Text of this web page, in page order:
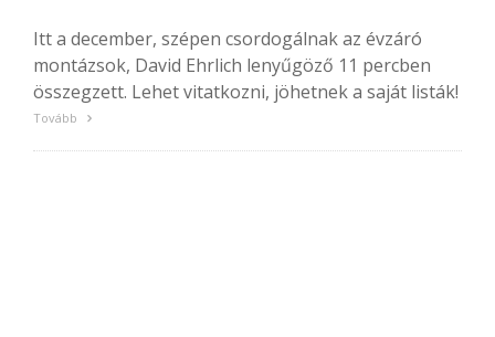
Itt a december, szépen csordogálnak az évzáró
montázsok, David Ehrlich lenyűgöző 11 percben
összegzett. Lehet vitatkozni, jöhetnek a saját listák!
Tovább